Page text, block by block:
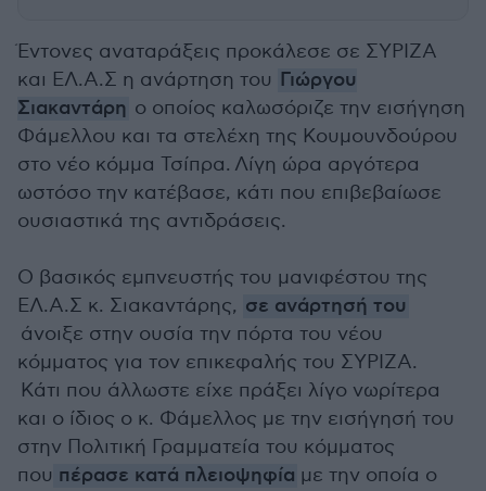
Έντονες αναταράξεις προκάλεσε σε ΣΥΡΙΖΑ
και ΕΛ.Α.Σ η ανάρτηση του Γιώργου
Σιακαντάρη ο οποίος καλωσόριζε την εισήγηση
Φάμελλου και τα στελέχη της Κουμουνδούρου
στο νέο κόμμα Τσίπρα. Λίγη ώρα αργότερα
ωστόσο την κατέβασε, κάτι που επιβεβαίωσε
ουσιαστικά της αντιδράσεις.
Ο βασικός εμπνευστής του μανιφέστου της
ΕΛ.Α.Σ κ. Σιακαντάρης, σε ανάρτησή του
άνοιξε στην ουσία την πόρτα του νέου
κόμματος για τον επικεφαλής του ΣΥΡΙΖΑ.
Κάτι που άλλωστε είχε πράξει λίγο νωρίτερα
και ο ίδιος ο κ. Φάμελλος με την εισήγησή του
στην Πολιτική Γραμματεία του κόμματος
που πέρασε κατά πλειοψηφία με την οποία ο